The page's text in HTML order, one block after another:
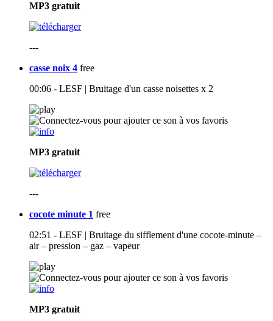
MP3 gratuit
---
casse noix 4 free
00:06 - LESF | Bruitage d'un casse noisettes x 2
MP3 gratuit
---
cocote minute 1 free
02:51 - LESF | Bruitage du sifflement d'une cocote-minute –
air – pression – gaz – vapeur
MP3 gratuit